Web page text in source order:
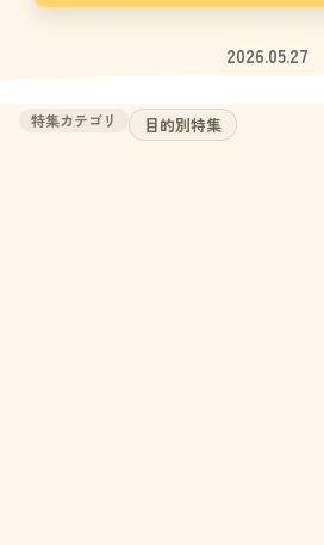
2026.05.27
特集カテゴリ 目的別特集